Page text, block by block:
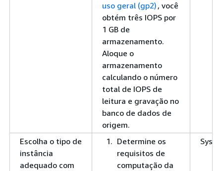
uso geral (gp2) , você
obtém três IOPS por
1 GB de
armazenamento.
Aloque o
armazenamento
calculando o número
total de IOPS de
leitura e gravação no
banco de dados de
origem.
Escolha o tipo de
instância
adequado com
Determine os
requisitos de
computação da